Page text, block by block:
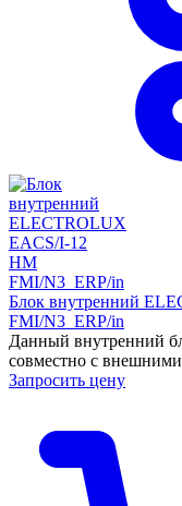
Блок внутренний
FMI/N3_ERP/in
Данный внутренний
совместно с
Запросить цену